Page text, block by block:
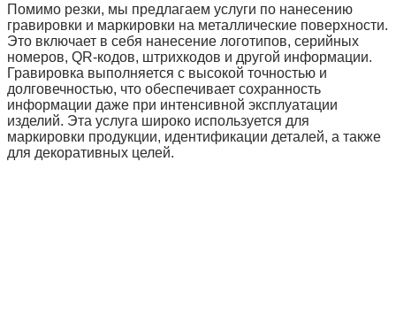
Помимо резки, мы предлагаем услуги по нанесению
гравировки и маркировки на металлические поверхности.
Это включает в себя нанесение логотипов, серийных
номеров, QR-кодов, штрихкодов и другой информации.
Гравировка выполняется с высокой точностью и
долговечностью, что обеспечивает сохранность
информации даже при интенсивной эксплуатации
изделий. Эта услуга широко используется для
маркировки продукции, идентификации деталей, а также
для декоративных целей.